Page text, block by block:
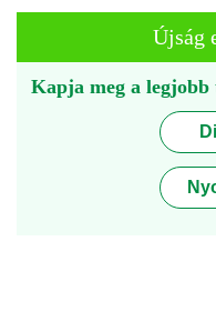
Újság
Kapja meg a legjobb